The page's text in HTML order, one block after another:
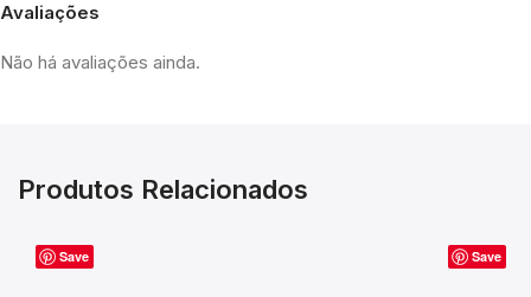
Avaliações
Não há avaliações ainda.
Produtos Relacionados
Save Save